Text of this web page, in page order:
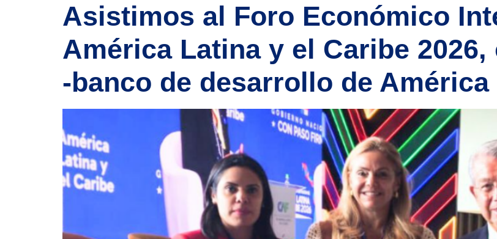
Asistimos al Foro Económico
América Latina y el Caribe
-banco de desarrollo de